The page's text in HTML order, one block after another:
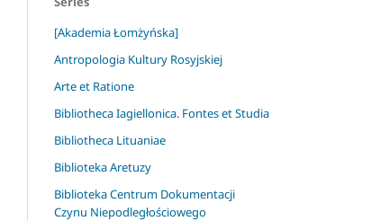
[Akademia Łomżyńska]
Antropologia Kultury Rosyjskiej
Arte et Ratione
Bibliotheca Iagiellonica. Fontes et Studia
Bibliotheca Lituaniae
Biblioteka Aretuzy
Biblioteka Centrum Dokumentacji
Czynu Niepodległościowego